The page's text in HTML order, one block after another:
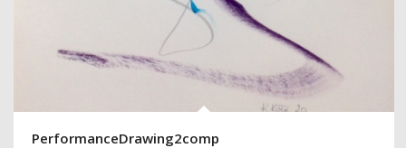
PerformanceDrawing2comp